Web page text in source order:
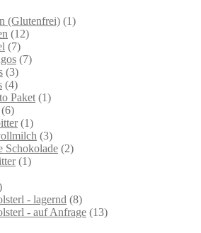
(Glutenfrei) 11
1212
77
products
77
33
products
44
products
Paket 11
66
products
11
product
33
products
Schokolade 22
11
- lagernd 88
products
- auf Anfrage 1313